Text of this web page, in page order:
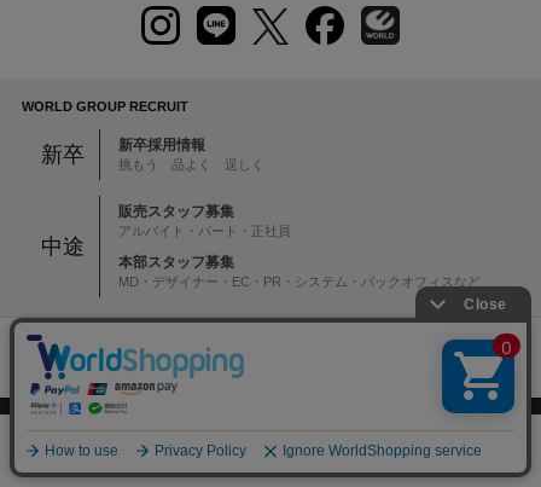
絞り込む
WORLD GROUP RECRUIT
新卒 新卒採用情報
挑もう 品よく 逞しく
中途
販売スタッフ募集
アルバイト・パート・正社員
本部スタッフ募集
MD・デザイナー・EC・PR・システム・バックオフィスなど
注意：当社のメールアドレスを使用した
偽装メールにご注意ください
ブランド一覧 店舗検索 企業情報 株主優待制度